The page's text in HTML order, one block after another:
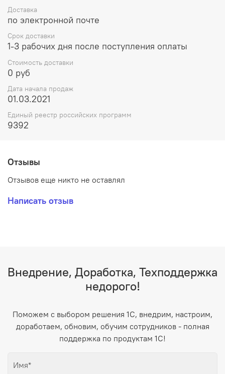
Доставка
по электронной почте
Срок доставки
1-3 рабочих дня после поступления оплаты
Стоимость доставки
0 руб
Дата начала продаж
01.03.2021
Единый реестр российских программ
9392
Отзывы
Отзывов еще никто не оставлял
Написать отзыв
Внедрение, Доработка, Техподдержка
недорого!
Поможем с выбором решения 1С, внедрим, настроим,
доработаем, обновим, обучим сотрудников - полная
поддержка по продуктам 1С!